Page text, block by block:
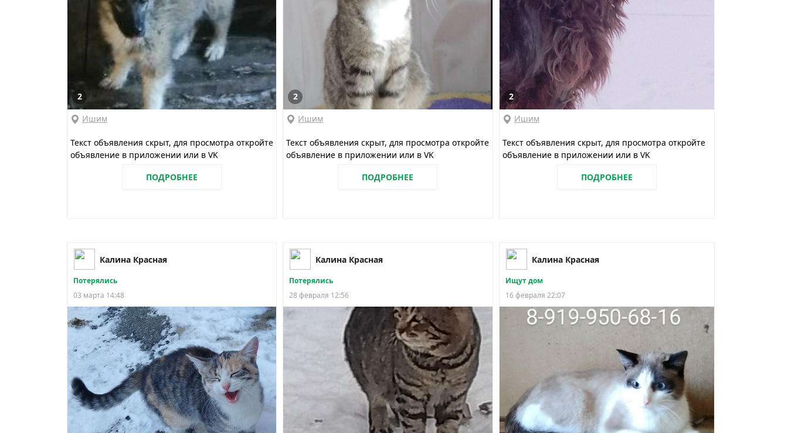
2
Ишим
Текст объявления скрыт, для просмотра откройте
объявление в приложении или в VK
ПОДРОБНЕЕ
2
Ишим
Текст объявления скрыт, для просмотра откройте
объявление в приложении или в VK
ПОДРОБНЕЕ
2
Ишим
Текст объявления скрыт, для просмотра откройте
объявление в приложении или в VK
ПОДРОБНЕЕ
Калина Красная
Потерялись
03 марта 14:48
Калина Красная
Потерялись
28 февраля 12:56
Калина Красная
Ищут дом
16 февраля 22:07